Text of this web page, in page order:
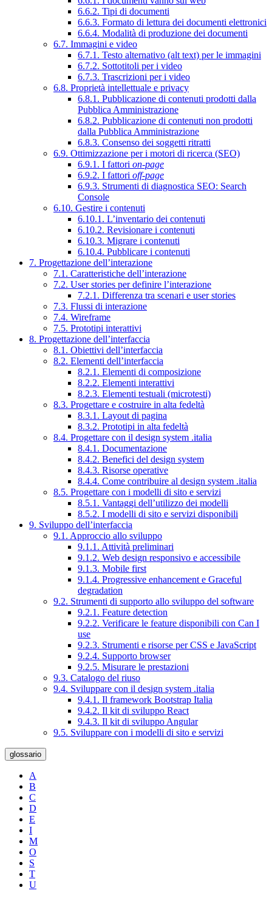
6.6.2. Tipi di documenti
6.6.3. Formato di lettura dei documenti elettronici
6.6.4. Modalità di produzione dei documenti
6.7. Immagini e video
6.7.1. Testo alternativo (alt text) per le immagini
6.7.2. Sottotitoli per i video
6.7.3. Trascrizioni per i video
6.8. Proprietà intellettuale e privacy
6.8.1. Pubblicazione di contenuti prodotti dalla
Pubblica Amministrazione
6.8.2. Pubblicazione di contenuti non prodotti
dalla Pubblica Amministrazione
6.8.3. Consenso dei soggetti ritratti
6.9. Ottimizzazione per i motori di ricerca (SEO)
6.9.1. I fattori on-page
6.9.2. I fattori off-page
6.9.3. Strumenti di diagnostica SEO: Search
Console
6.10. Gestire i contenuti
6.10.1. L’inventario dei contenuti
6.10.2. Revisionare i contenuti
6.10.3. Migrare i contenuti
6.10.4. Pubblicare i contenuti
7. Progettazione dell’interazione
7.1. Caratteristiche dell’interazione
7.2. User stories per definire l’interazione
7.2.1. Differenza tra scenari e user stories
7.3. Flussi di interazione
7.4. Wireframe
7.5. Prototipi interattivi
8. Progettazione dell’interfaccia
8.1. Obiettivi dell’interfaccia
8.2. Elementi dell’interfaccia
8.2.1. Elementi di composizione
8.2.2. Elementi interattivi
8.2.3. Elementi testuali (microtesti)
8.3. Progettare e costruire in alta fedeltà
8.3.1. Layout di pagina
8.3.2. Prototipi in alta fedeltà
8.4. Progettare con il design system .italia
8.4.1. Documentazione
8.4.2. Benefici del design system
8.4.3. Risorse operative
8.4.4. Come contribuire al design system .italia
8.5. Progettare con i modelli di sito e servizi
8.5.1. Vantaggi dell’utilizzo dei modelli
8.5.2. I modelli di sito e servizi disponibili
9. Sviluppo dell’interfaccia
9.1. Approccio allo sviluppo
9.1.1. Attività preliminari
9.1.2. Web design responsivo e accessibile
9.1.3. Mobile first
9.1.4. Progressive enhancement e Graceful
degradation
9.2. Strumenti di supporto allo sviluppo del software
9.2.1. Feature detection
9.2.2. Verificare le feature disponibili con Can I
use
9.2.3. Strumenti e risorse per CSS e JavaScript
9.2.4. Supporto browser
9.2.5. Misurare le prestazioni
9.3. Catalogo del riuso
9.4. Sviluppare con il design system .italia
9.4.1. Il framework Bootstrap Italia
9.4.2. Il kit di sviluppo React
9.4.3. Il kit di sviluppo Angular
9.5. Sviluppare con i modelli di sito e servizi
glossario
A
B
C
D
E
I
M
O
S
T
U